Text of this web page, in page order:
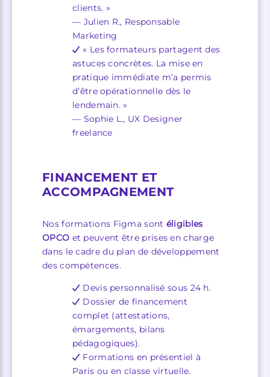
clients. »
— Julien R., Responsable
Marketing
« Les formateurs partagent des
astuces concrètes. La mise en
pratique immédiate m’a permis
d’être opérationnelle dès le
lendemain. »
— Sophie L., UX Designer
freelance
FINANCEMENT ET
ACCOMPAGNEMENT
Nos formations Figma sont éligibles
OPCO et peuvent être prises en charge
dans le cadre du plan de développement
des compétences.
Devis personnalisé sous 24 h.
Dossier de financement
complet (attestations,
émargements, bilans
pédagogiques).
Formations en présentiel à
Paris ou en classe virtuelle.